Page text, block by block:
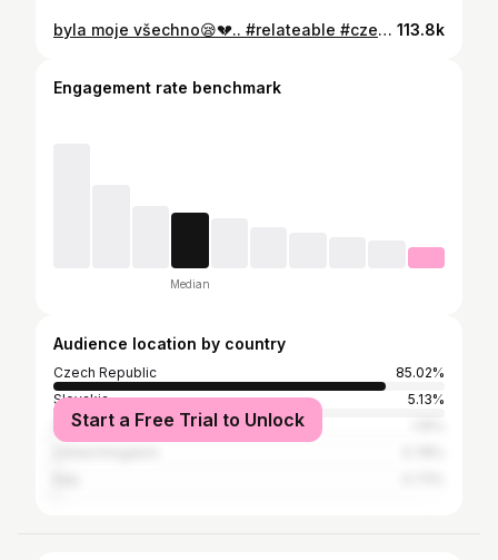
byla moje všechno😪💔.. #relateable #czechfitness #posilovna #vtip #sketch 113.8k
Engagement rate benchmark
Median
Audience location by country
Czech Republic
85.02%
Slovakia
5.13%
Ukraine
Start a Free Trial to Unlock